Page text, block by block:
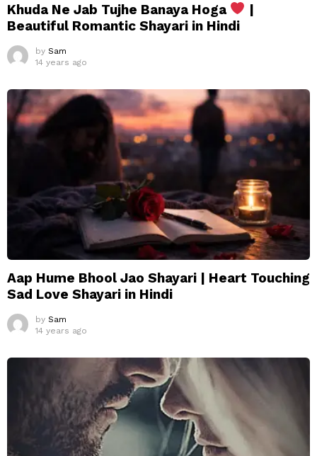
Khuda Ne Jab Tujhe Banaya Hoga
|
Beautiful Romantic Shayari in Hindi
by Sam
14 years ago
Aap Hume Bhool Jao Shayari | Heart Touching
Sad Love Shayari in Hindi
by Sam
14 years ago